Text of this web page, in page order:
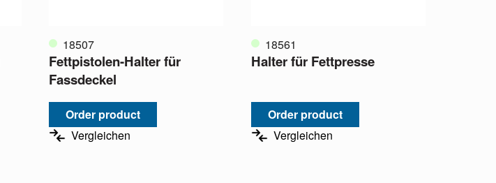
18507
Fettpistolen-Halter für
Fassdeckel
Order product
Vergleichen
18561
Halter für Fettpresse
Order product
Vergleichen